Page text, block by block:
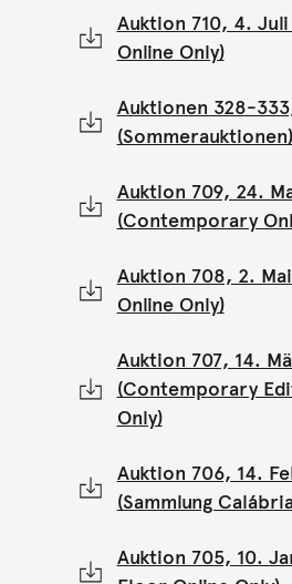
Auktion 710, 4.
Online Only)
Auktionen 328-
(Sommerauktionen)
Auktion 709, 24.
(Contemporary
Auktion 708, 2.
Online Only)
Auktion 707, 14.
(Contemporary
Only)
Auktion 706, 14.
(Sammlung
Auktion 705, 10.